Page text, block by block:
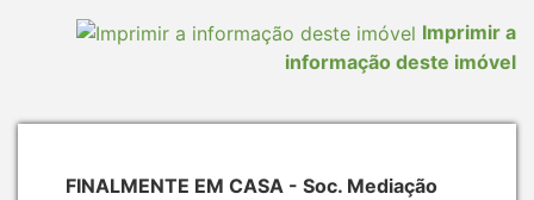
Imprimir a
informação deste imóvel
FINALMENTE EM CASA - Soc. Mediação